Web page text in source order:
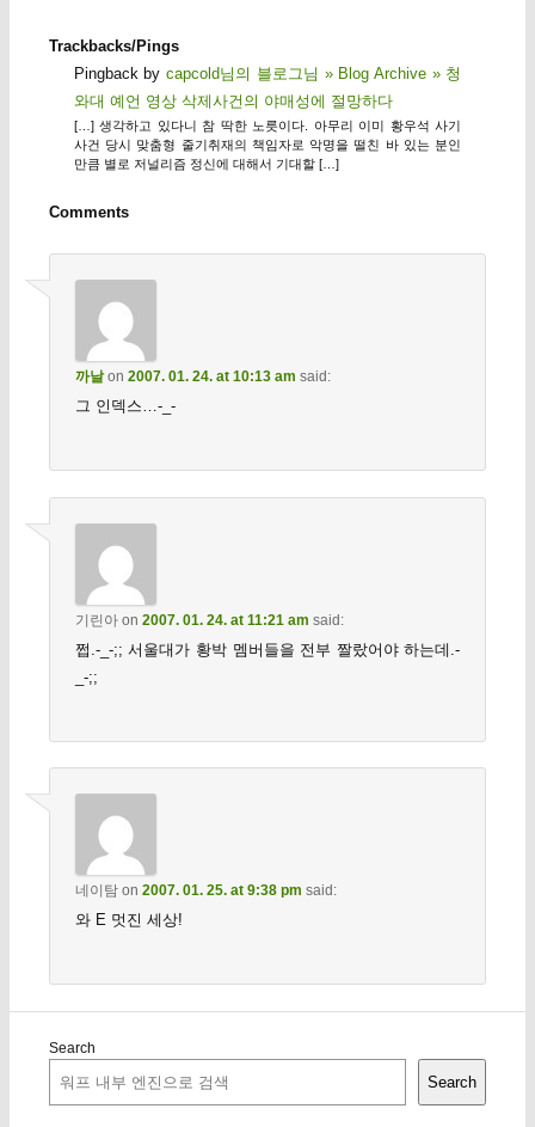
Trackbacks/Pings
Pingback bycapcold님의 블로그님 » Blog Archive » 청
와대 예언 영상 삭제사건의 야매성에 절망하다
[…] 생각하고 있다니 참 딱한 노릇이다. 아무리 이미 황우석 사기
사건 당시 맞춤형 줄기취재의 책임자로 악명을 떨친 바 있는 분인
만큼 별로 저널리즘 정신에 대해서 기대할 […]
Comments
까날on 2007. 01. 24. at 10:13 am said:
그 인덱스…-_-
기린아on 2007. 01. 24. at 11:21 am said:
쩝.-_-;; 서울대가 황박 멤버들을 전부 짤랐어야 하는데.-
_-;;
네이탐on 2007. 01. 25. at 9:38 pm said:
와 E 멋진 세상!
Search
Search